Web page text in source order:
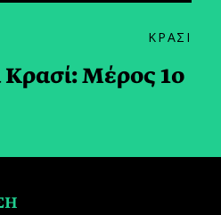
ΚΡΑΣΙ
Μέρος 1ο